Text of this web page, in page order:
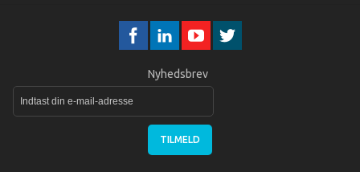
Nyhedsbrev
TILMELD